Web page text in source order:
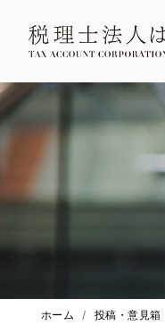
ホーム / 投稿・意見箱